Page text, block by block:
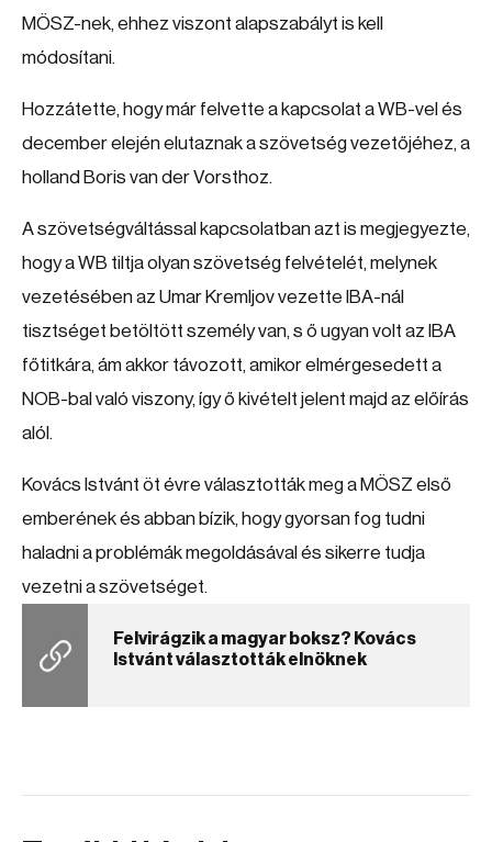
MÖSZ-nek, ehhez viszont alapszabályt is kell
módosítani.
Hozzátette, hogy már felvette a kapcsolat a WB-vel és
december elején elutaznak a szövetség vezetőjéhez, a
holland Boris van der Vorsthoz.
A szövetségváltással kapcsolatban azt is megjegyezte,
hogy a WB tiltja olyan szövetség felvételét, melynek
vezetésében az Umar Kremljov vezette IBA-nál
tisztséget betöltött személy van, s ő ugyan volt az IBA
főtitkára, ám akkor távozott, amikor elmérgesedett a
NOB-bal való viszony, így ő kivételt jelent majd az előírás
alól.
Kovács Istvánt öt évre választották meg a MÖSZ első
emberének és abban bízik, hogy gyorsan fog tudni
haladni a problémák megoldásával és sikerre tudja
vezetni a szövetséget.
Felvirágzik a magyar boksz? Kovács
Istvánt választották elnöknek